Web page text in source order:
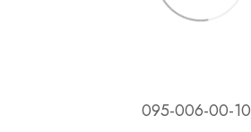
095-006-00-10